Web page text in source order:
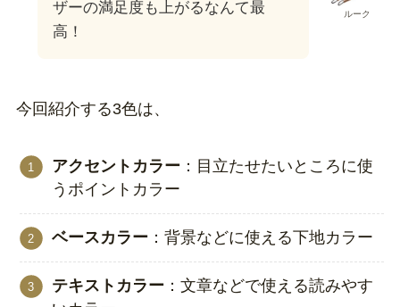
ルーク
ザーの満足度も上がるなんて最
高！
今回紹介する3色は、
アクセントカラー ：目立たせたいところに使
うポイントカラー
ベースカラー ：背景などに使える下地カラー
テキストカラー ：文章などで使える読みやす